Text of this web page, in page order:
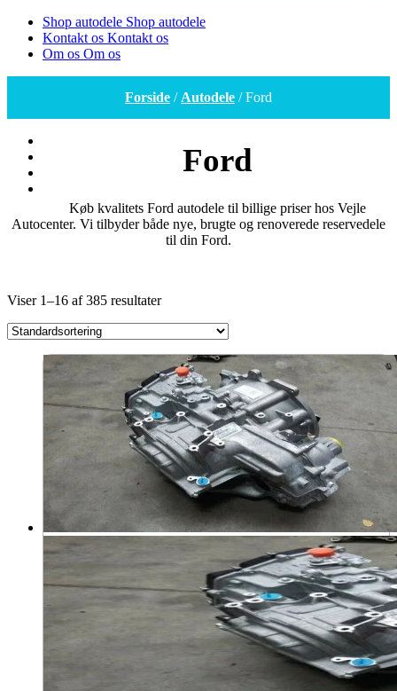
Shop autodele Shop autodele
Kontakt os Kontakt os
Om os Om os
Forside / Autodele / Ford
Ford
Køb kvalitets Ford autodele til billige priser hos Vejle
Autocenter. Vi tilbyder både nye, brugte og renoverede reservedele
til din Ford.
Viser 1–16 af 385 resultater